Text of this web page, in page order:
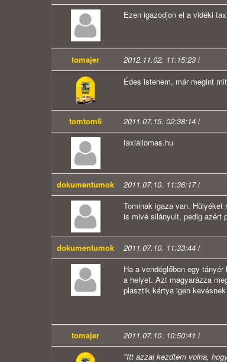
Ezen igazodjon el a vidéki
tomajer 2012.11.02. 11:15:23 /
Édes istenem, már megint
tomtom6 2011.07.15. 02:38:14 /
taxiallomas.hu
dokumentumok 2011.07.10. 11:36:17/
Tominak igaza van.
is mivé silányult, pedig azért
dokumentumok 2011.07.10. 11:33:44 /
Ha a vendéglőben egy
a helyet. Azt magyarázza
plasztik kártya igen
tomajer 2011.07.10. 10:50:41 /
"Itt azzal kezdtem volna,